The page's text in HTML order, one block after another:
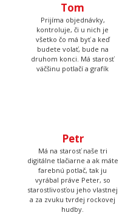
Tom
Prijíma objednávky,
kontroluje, či u nich je
všetko čo má byť a keď
budete volať, bude na
druhom konci. Má starosť
väčšinu potlačí a grafík
Petr
Má na starosť naše tri
digitálne tlačiarne a ak máte
farebnú potlač, tak ju
vyrábal práve Peter, so
starostlivosťou jeho vlastnej
a za zvuku tvrdej rockovej
hudby.